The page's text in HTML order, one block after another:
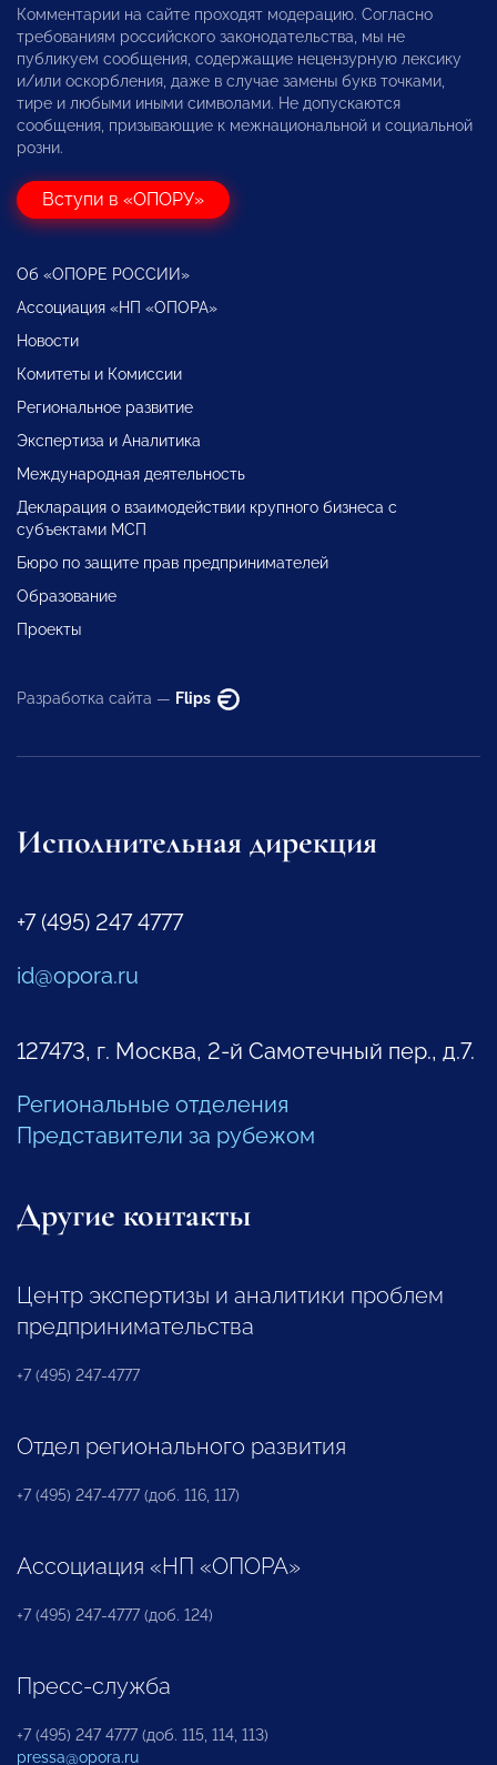
Комментарии на сайте проходят модерацию. Согласно
требованиям российского законодательства, мы не
публикуем сообщения, содержащие нецензурную лексику
и/или оскорбления, даже в случае замены букв точками,
тире и любыми иными символами. Не допускаются
сообщения, призывающие к межнациональной и социальной
розни.
Вступи в «ОПОРУ»
Об «ОПОРЕ РОССИИ»
Ассоциация «НП «ОПОРА»
Новости
Комитеты и Комиссии
Региональное развитие
Экспертиза и Аналитика
Международная деятельность
Декларация о взаимодействии крупного бизнеса с
субъектами МСП
Бюро по защите прав предпринимателей
Образование
Проекты
Разработка сайта — Flips
Исполнительная дирекция
+7 (495) 247 4777
id@opora.ru
127473, г. Москва, 2-й Самотечный пер., д.7.
Региональные отделения
Представители за рубежом
Другие контакты
Центр экспертизы и аналитики проблем
предпринимательства
+7 (495) 247-4777
Отдел регионального развития
+7 (495) 247-4777 (доб. 116, 117)
Ассоциация «НП «ОПОРА»
+7 (495) 247-4777 (доб. 124)
Пресс-служба
+7 (495) 247 4777 (доб. 115, 114, 113)
pressa@opora.ru